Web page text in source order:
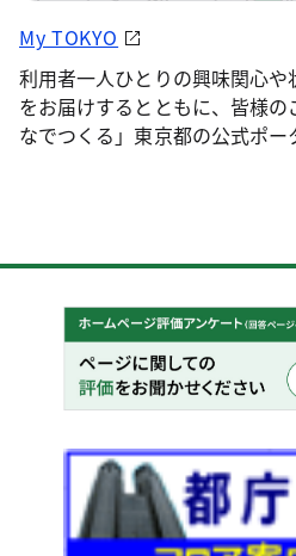
My TOKYO
利用者一人ひとりの興味関心
をお届けするとともに、皆様
なでつくる」東京都の公式ポー